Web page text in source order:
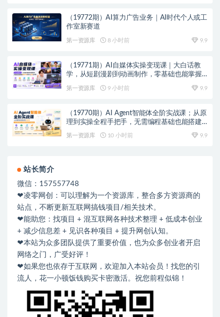
（19772期）AI算力广告业务｜AI时代个人或工
作室新赛道
第一资源库 8 小时前 9.9
（19771期）AI自媒体实操变现课｜大白话教
学，从短剧漫剧到动画制作，零基础也能掌握
第一资源库 9 小时前 9.9
（19770期）AI Agent智能体全阶实战课；从原
理到实操全程手把手，无需编程基础也能搭建
第一资源库 10 小时前 9.9
站长简介
微信：157557748
❤凌零网创：可以理解为一个资源库，整合多方资源商的
站点，不断更新互联网搞钱项目/相关技术。
❤能助您：找项目 + 混互联网各种技术整理 + 低成本创业
+ 减少信息差 + 见识各种项目 + 提升网创认知。
❤本站为众多团队提供了重要价值，也为众多创业者开启
网络之门，广受好评！
❤如果您也依存于互联网，欢迎加入本站会员！找您的引
流人，花一小顿饭钱购买卡密激活。祝您前程似锦！